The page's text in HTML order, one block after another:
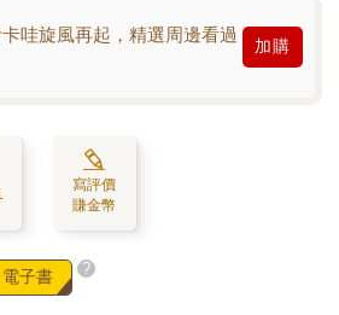
哇旋風再起，精選周邊看過
加購
寫評價
賺金幣
子書 ?